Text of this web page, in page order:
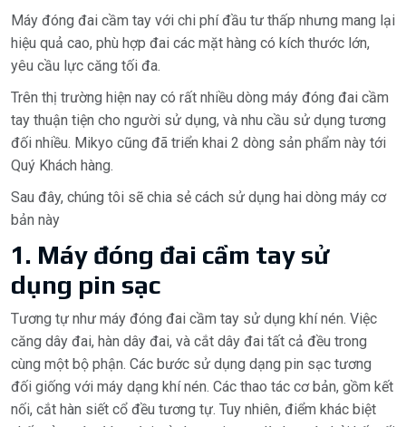
Máy đóng đai cầm tay với chi phí đầu tư thấp nhưng mang lại
hiệu quả cao, phù hợp đai các mặt hàng có kích thước lớn,
yêu cầu lực căng tối đa.
Trên thị trường hiện nay có rất nhiều dòng máy đóng đai cầm
tay thuận tiện cho người sử dụng, và nhu cầu sử dụng tương
đối nhiều. Mikyo cũng đã triển khai 2 dòng sản phẩm này tới
Quý Khách hàng.
Sau đây, chúng tôi sẽ chia sẻ cách sử dụng hai dòng máy cơ
bản này
1. Máy đóng đai cầm tay sử
dụng pin sạc
Tương tự như máy đóng đai cầm tay sử dụng khí nén. Việc
căng dây đai, hàn dây đai, và cắt dây đai tất cả đều trong
cùng một bộ phận. Các bước sử dụng dạng pin sạc tương
đối giống với máy dạng khí nén. Các thao tác cơ bản, gồm kết
nối, cắt hàn siết cổ đều tương tự. Tuy nhiên, điểm khác biệt